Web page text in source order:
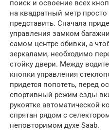
поиск и освоение всех
на квадратный метр
представить. Сначала
управления замком
самом центре обивки, а
зеркалами, необходимо
стойку двери. Между
кнопки управления
придется попотеть, перед
спортивный режим езды
рукоятке автоматической
спрятан рядом с
неповторимом духе Saab.